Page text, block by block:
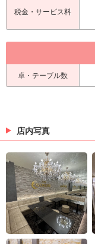
税金・サービス料
卓・テーブル数
店内写真